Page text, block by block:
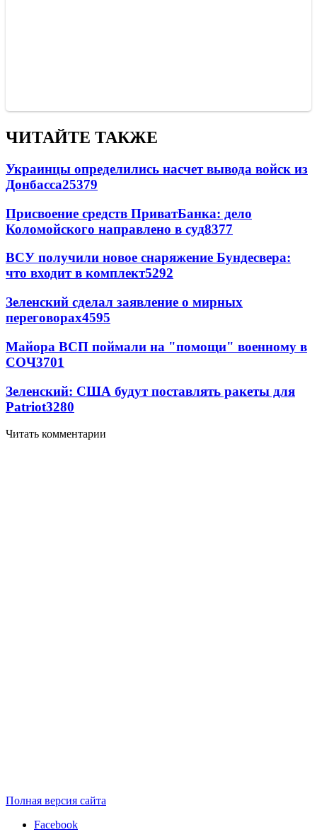
ЧИТАЙТЕ ТАКЖЕ
Украинцы определились насчет вывода войск из
Донбасса25379
Присвоение средств ПриватБанка: дело
Коломойского направлено в суд8377
ВСУ получили новое снаряжение Бундесвера:
что входит в комплект5292
Зеленский сделал заявление о мирных
переговорах4595
Майора ВСП поймали на "помощи" военному в
СОЧ3701
Зеленский: США будут поставлять ракеты для
Patriot3280
Читать комментарии
Полная версия сайта
Facebook